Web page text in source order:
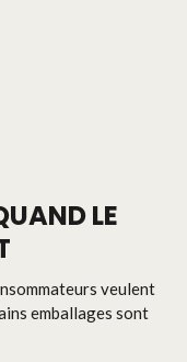
LE
veulent
emballages sont